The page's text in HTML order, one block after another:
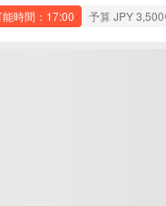
時間：17:00 予算 JPY 3,500